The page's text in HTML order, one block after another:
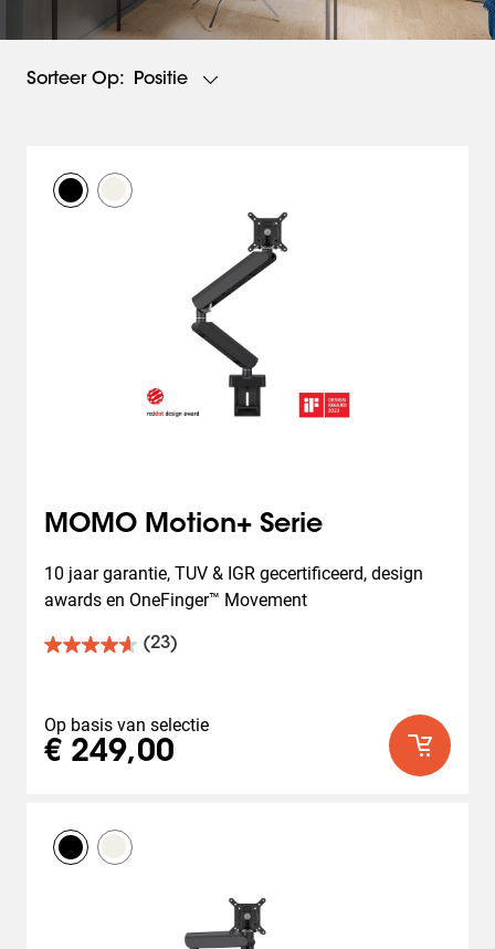
Sorteer Op: Positie
MOMO Motion+ Serie
10 jaar garantie, TUV & IGR gecertificeerd, design
awards en OneFinger™ Movement
(23)
4.7
5
sterren.
23
Op basis van selectie
€ 249,00